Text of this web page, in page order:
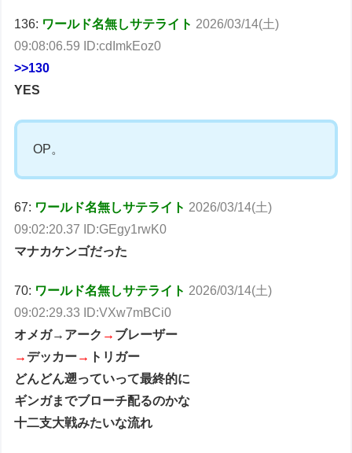
136: ワールド名無しサテライト 2026/03/14(土)
09:08:06.59 ID:cdImkEoz0
>>130
YES
OP。
67: ワールド名無しサテライト 2026/03/14(土)
09:02:20.37 ID:GEgy1rwK0
マナカケンゴだった
70: ワールド名無しサテライト 2026/03/14(土)
09:02:29.33 ID:VXw7mBCi0
オメガ→アーク → ブレーザー
→ デッカー→ トリガー
どんどん遡っていって最終的に
ギンガまでブローチ配るのかな
十二支大戦みたいな流れ